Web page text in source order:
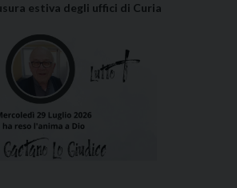
estiva degli uffici di Curia